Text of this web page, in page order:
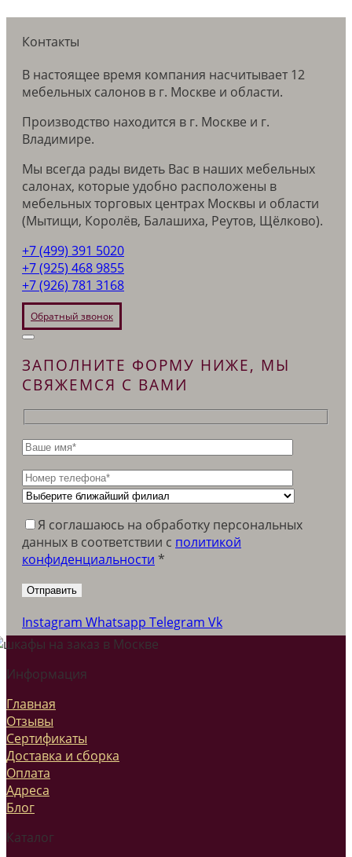
Контакты
В настоящее время компания насчитывает 12
мебельных салонов в г. Москве и области.
Производство находится в г. Москве и г.
Владимире.
Мы всегда рады видеть Вас в наших мебельных
салонах, которые удобно расположены в
мебельных торговых центрах Москвы и области
(Мытищи, Королёв, Балашиха, Реутов, Щёлково).
+7 (499) 391 5020
+7 (925) 468 9855
+7 (926) 781 3168
Обратный звонок
ЗАПОЛНИТЕ ФОРМУ НИЖЕ, МЫ
СВЯЖЕМСЯ С ВАМИ
Я соглашаюсь на обработку персональных
данных в соответствии c политикой
конфиденциальности *
Instagram Whatsapp Telegram Vk
Информация
Главная
Отзывы
Сертификаты
Доставка и сборка
Оплата
Адреса
Блог
Каталог